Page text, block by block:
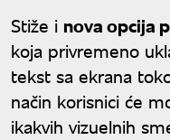
Stiže i nova opcija
koja privremeno
tekst sa ekrana
način korisnici će
ikakvih vizuelnih